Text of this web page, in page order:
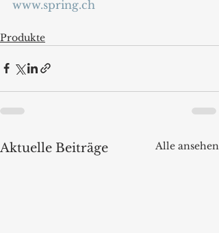
www.spring.ch
Produkte
Aktuelle Beiträge Alle ansehen